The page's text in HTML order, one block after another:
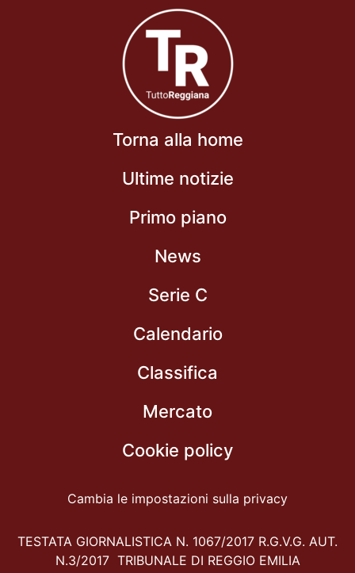
Torna alla home
Ultime notizie
Primo piano
News
Serie C
Calendario
Classifica
Mercato
Cookie policy
Cambia le impostazioni sulla privacy
TESTATA GIORNALISTICA N. 1067/2017 R.G.V.G. AUT.
N.3/2017 TRIBUNALE DI REGGIO EMILIA